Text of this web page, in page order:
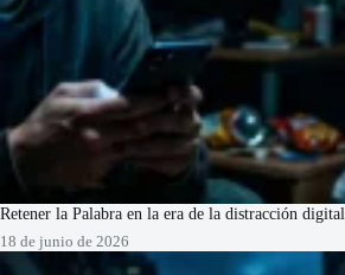
Retener la Palabra en la era de la distracción digital
18 de junio de 2026